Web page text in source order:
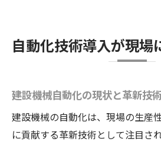
自動化技術導入が現場
建設機械自動化の現状と革新技
建設機械の自動化は、現場の生産
に貢献する革新技術として注目さ